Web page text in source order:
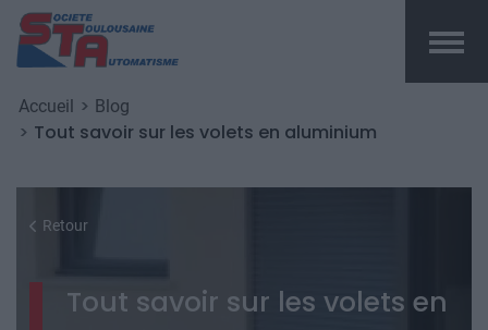
Aller au contenu principal
Fil d'Ariane
Accueil Blog
Tout savoir sur les volets en aluminium
Retour
Tout savoir sur les volets en